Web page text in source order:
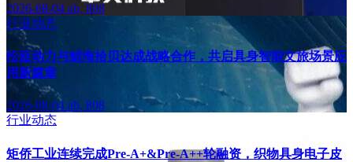
2026-08-04 ab, 808
行业动态
松延动力与鲸海拾贝达成战略合作，共启具身智能文旅场景应
用新篇章
2026-08-04 ab, 808
行业动态
矩侨工业连续完成Pre-A+&Pre-A++轮融资，织物具身电子皮